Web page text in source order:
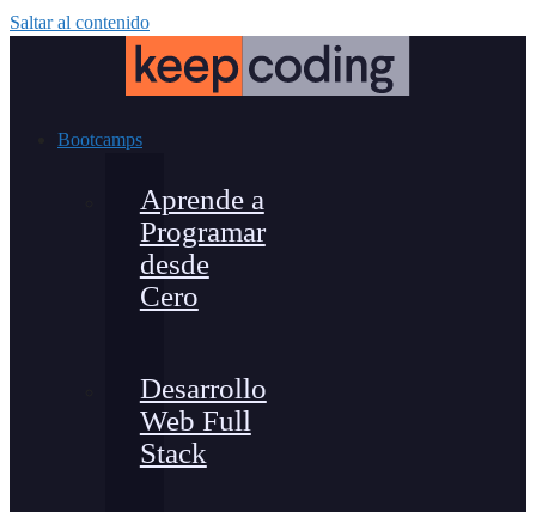
Saltar al contenido
Bootcamps
Aprende a
Programar
desde
Cero
Desarrollo
Web Full
Stack